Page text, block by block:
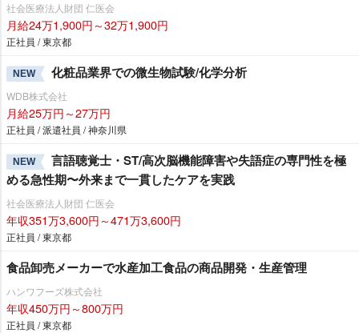
社会医療法人財団 仁医会
月給24万1,900円～32万1,900円
正社員 / 東京都
NEW 化粧品業界での微生物試験/化学分析
WDB株式会社
月給25万円～27万円
正社員 / 派遣社員 / 神奈川県
NEW
言語聴覚士・ST/高次脳機能障害や失語症の専門性を極
める急性期〜外来まで一貫したケアを実践
社会医療法人財団 仁医会
年収351万3,600円～471万3,600円
正社員 / 東京都
食品卸売メーカーで水産加工食品の商品開発・生産管理
ハンワフーズ株式会社
年収450万円～800万円
正社員 / 東京都